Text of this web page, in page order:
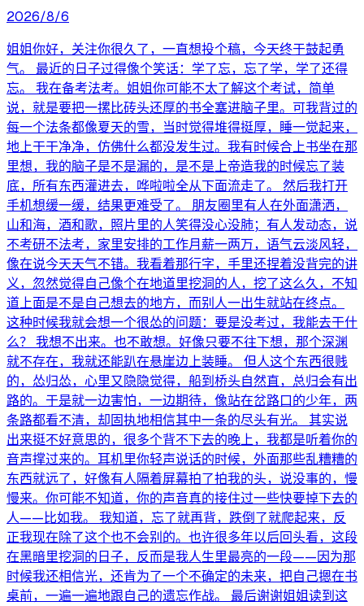
2026/8/6
姐姐你好，关注你很久了，一直想投个稿，今天终于鼓起勇
气。 最近的日子过得像个笑话：学了忘，忘了学，学了还得
忘。 我在备考法考。姐姐你可能不太了解这个考试，简单
说，就是要把一摞比砖头还厚的书全塞进脑子里。可我背过的
每一个法条都像夏天的雪，当时觉得堆得挺厚，睡一觉起来，
地上干干净净，仿佛什么都没发生过。我有时候合上书坐在那
里想，我的脑子是不是漏的，是不是上帝造我的时候忘了装
底，所有东西灌进去，哗啦啦全从下面流走了。 然后我打开
手机想缓一缓，结果更难受了。 朋友圈里有人在外面潇洒，
山和海，酒和歌，照片里的人笑得没心没肺；有人发动态，说
不考研不法考，家里安排的工作月薪一两万，语气云淡风轻，
像在说今天天气不错。我看着那行字，手里还捏着没背完的讲
义，忽然觉得自己像个在地道里挖洞的人，挖了这么久，不知
道上面是不是自己想去的地方，而别人一出生就站在终点。
这种时候我就会想一个很怂的问题：要是没考过，我能去干什
么？ 我想不出来。也不敢想。好像只要不往下想，那个深渊
就不存在，我就还能趴在悬崖边上装睡。 但人这个东西很贱
的，怂归怂，心里又隐隐觉得，船到桥头自然直，总归会有出
路的。于是就一边害怕，一边期待，像站在岔路口的少年，两
条路都看不清，却固执地相信其中一条的尽头有光。 其实说
出来挺不好意思的，很多个背不下去的晚上，我都是听着你的
音声撑过来的。耳机里你轻声说话的时候，外面那些乱糟糟的
东西就远了，好像有人隔着屏幕拍了拍我的头，说没事的，慢
慢来。你可能不知道，你的声音真的接住过一些快要掉下去的
人——比如我。 我知道，忘了就再背，跌倒了就爬起来，反
正我现在除了这个也不会别的。也许很多年以后回头看，这段
在黑暗里挖洞的日子，反而是我人生里最亮的一段——因为那
时候我还相信光，还肯为了一个不确定的未来，把自己摁在书
桌前，一遍一遍地跟自己的遗忘作战。 最后谢谢姐姐读到这